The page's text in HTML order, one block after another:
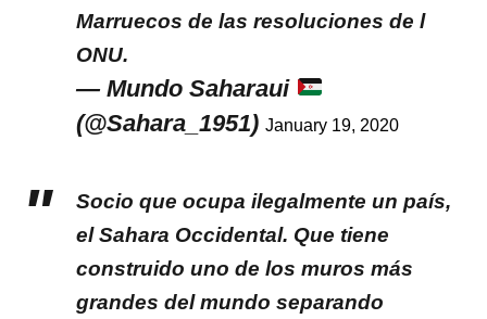
Marruecos de las resoluciones de l
ONU.
— Mundo Saharaui
(@Sahara_1951) January 19, 2020
Socio que ocupa ilegalmente un país,
el Sahara Occidental. Que tiene
construido uno de los muros más
grandes del mundo separando